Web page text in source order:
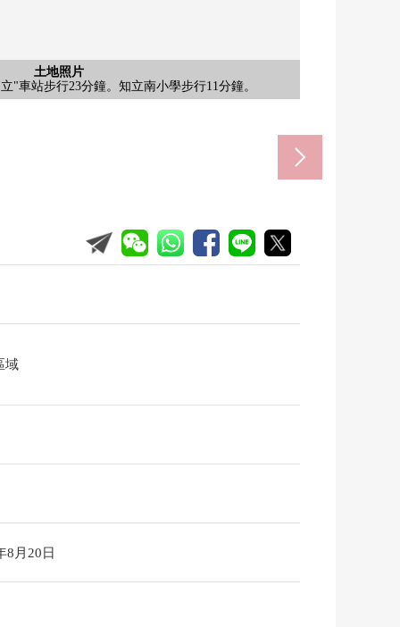
土地照片
"車站步行23分鐘。知立南小學步行11分鐘。
土地照片
、sugidorakku新林店、7-Eleven知立新林店。
土地照片
在買主在北側界線上設置柵欄。
土地照片
鐘有立野公園，容易把散步換成的環境。
土地照片
分之一。共用部分在對敷地內的車進入可以使用。
土地照片
分之一。共用部分在對敷地內的車進入可以使用。
名鐵名古屋本線)(約1800m)
步行23分鐘。
知立商店(約1410m)
步行18分鐘。
立知立南小學(約870m)
步行11分鐘。
立知立南中學校(約910m)
步行12分鐘。
域
8月20日